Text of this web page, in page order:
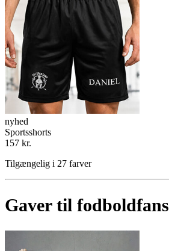
nyhed
Sportsshorts
157 kr.
Tilgængelig i 27 farver
Gaver til fodboldfans